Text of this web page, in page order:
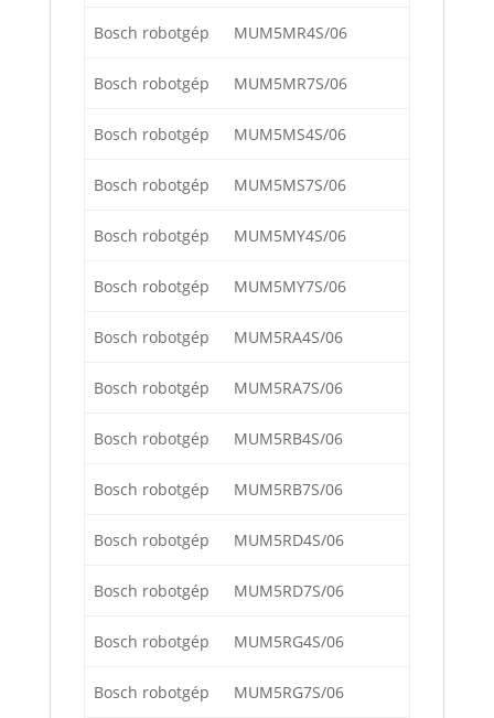
Bosch robotgép MUM5MR4S/06
Bosch robotgép MUM5MR7S/06
Bosch robotgép MUM5MS4S/06
Bosch robotgép MUM5MS7S/06
Bosch robotgép MUM5MY4S/06
Bosch robotgép MUM5MY7S/06
Bosch robotgép MUM5RA4S/06
Bosch robotgép MUM5RA7S/06
Bosch robotgép MUM5RB4S/06
Bosch robotgép MUM5RB7S/06
Bosch robotgép MUM5RD4S/06
Bosch robotgép MUM5RD7S/06
Bosch robotgép MUM5RG4S/06
Bosch robotgép MUM5RG7S/06